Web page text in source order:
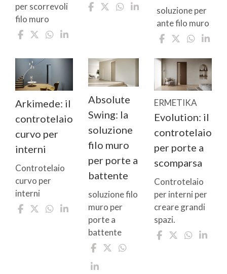
per scorrevoli
filo muro
soluzione per
ante filo muro
Arkimede: il
controtelaio
curvo per
interni
Controtelaio
curvo per
interni
Absolute
Swing: la
soluzione
filo muro
per porte a
battente
soluzione filo
muro per
porte a
battente
ERMETIKA
Evolution: il
controtelaio
per porte a
scomparsa
Controtelaio
per interni per
creare grandi
spazi.